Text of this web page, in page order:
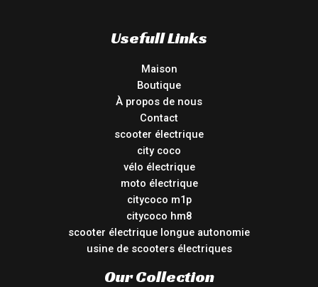
Usefull Links
Maison
Boutique
À propos de nous
Contact
scooter électrique
city coco
vélo électrique
moto électrique
citycoco m1p
citycoco hm8
scooter électrique longue autonomie
usine de scooters électriques
Our Collection